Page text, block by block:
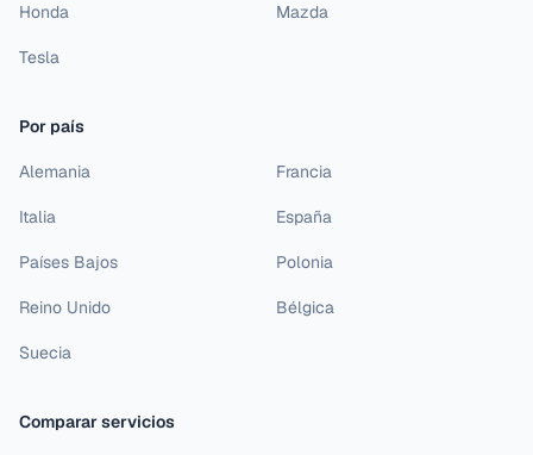
Honda Mazda
Tesla
Por país
Alemania Francia
Italia España
Países Bajos Polonia
Reino Unido Bélgica
Suecia
Comparar servicios